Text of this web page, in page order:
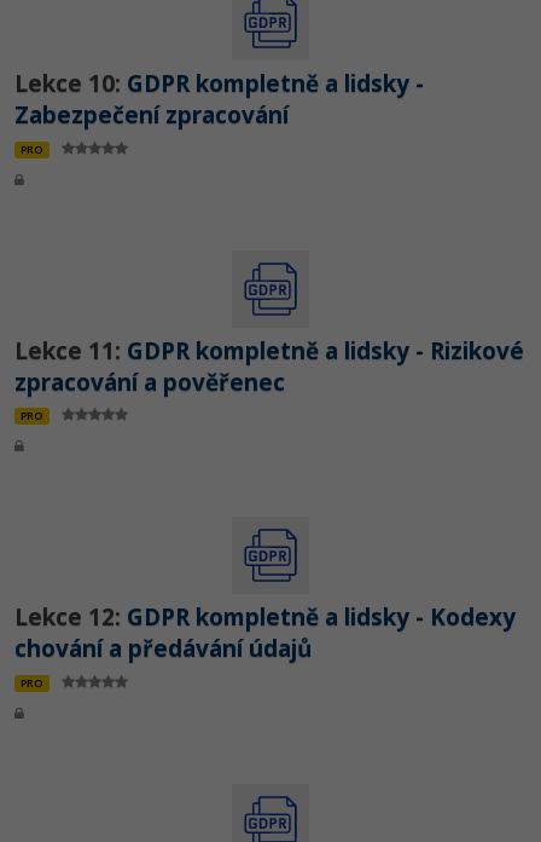
Lekce 10: GDPR kompletně a lidsky -
Zabezpečení zpracování
PRO
Lekce 11: GDPR kompletně a lidsky - Rizikové
zpracování a pověřenec
PRO
Lekce 12: GDPR kompletně a lidsky - Kodexy
chování a předávání údajů
PRO